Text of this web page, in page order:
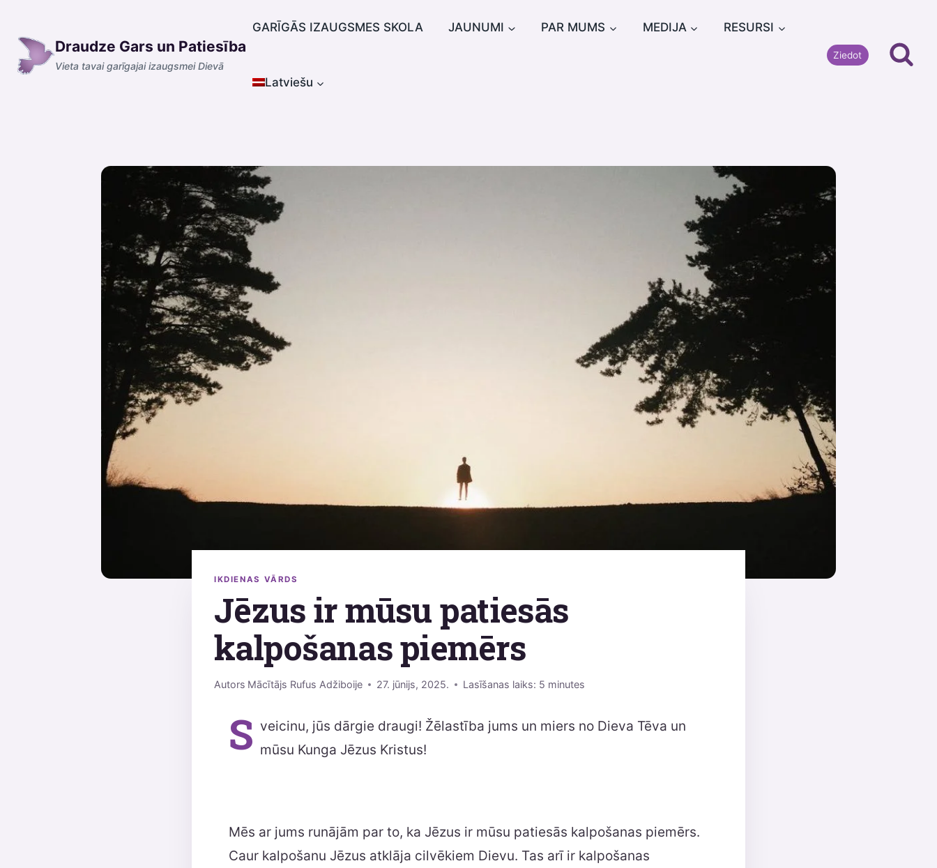
content
Draudze Gars un Patiesība
Vieta tavai garīgajai izaugsmei Dievā
GARĪGĀS IZAUGSMES SKOLA JAUNUMI PAR MUMS MEDIJA RESURSI
Latviešu
Ziedot
IKDIENAS VĀRDS
Jēzus ir mūsu patiesās
kalpošanas piemērs
Autors Mācītājs Rufus Adžiboije 27. jūnijs, 2025. Lasīšanas laiks: 5 minutes
S veicinu, jūs dārgie draugi! Žēlastība jums un miers no Dieva Tēva un
mūsu Kunga Jēzus Kristus!
Mēs ar jums runājām par to, ka Jēzus ir mūsu patiesās kalpošanas piemērs.
Caur kalpošanu Jēzus atklāja cilvēkiem Dievu. Tas arī ir kalpošanas